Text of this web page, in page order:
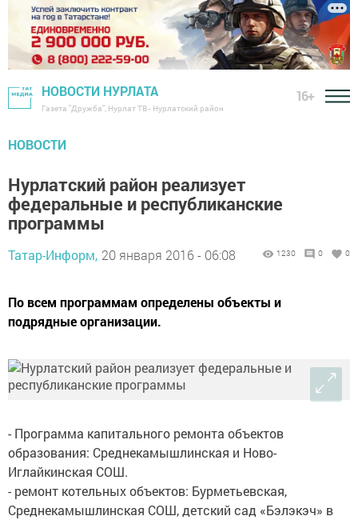
НОВОСТИ НУРЛАТА
Газета "Дружба", Нурлат ТВ - Нурлатский район
16+
НОВОСТИ
Нурлатский район реализует
федеральные и республиканские
программы
Татар-Информ, 20 января 2016 - 06:08 1230 0 0
По всем программам определены объекты и
подрядные организации.
- Программа капитального ремонта объектов
образования: Среднекамышлинская и Ново-
Иглайкинская СОШ.
- ремонт котельных объектов: Бурметьевская,
Среднекамышлинская СОШ, детский сад «Бэлэкэч» в